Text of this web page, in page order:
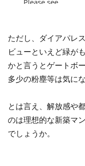
ただし、ダイアパレ
ビューといえど緑が
かと言うとゲートボ
多少の粉塵等は気に
とは言え、解放感や
のは理想的な新築マ
でしょうか。